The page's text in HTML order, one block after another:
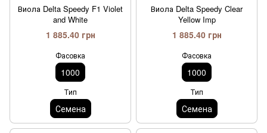
Виола Delta Speedy F1 Violet
and White
1 885.40 грн
Фасовка
1000
Тип
Семена
Виола Delta Speedy Clear
Yellow Imp
1 885.40 грн
Фасовка
1000
Тип
Семена